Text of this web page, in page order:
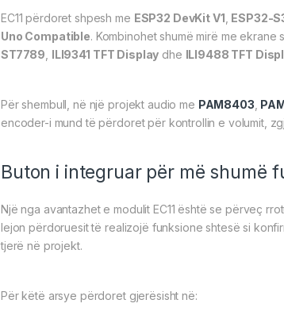
EC11 përdoret shpesh me ESP32 DevKit V1, ESP32-
Uno Compatible. Kombinohet shumë mirë me ekrane
ST7789, ILI9341 TFT Display dhe ILI9488 TFT
Për shembull, në një projekt audio me PAM8403
encoder-i mund të përdoret për kontrollin e volumit,
Buton i integruar për më shumë
Një nga avantazhet e modulit EC11 është se përveç
lejon përdoruesit të realizojë funksione shtesë si
tjerë në projekt.
Për këtë arsye përdoret gjerësisht në: